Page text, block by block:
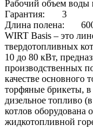
Рабочий объем воды
Гарантия:
3
Длина полена:
WIRT Basis – это
твердотопливных
10 до 80 кВт,
производственных
качестве основного
торфяные брикеты, в
дизельное топливо
котлов оборудована
жидкотопливной